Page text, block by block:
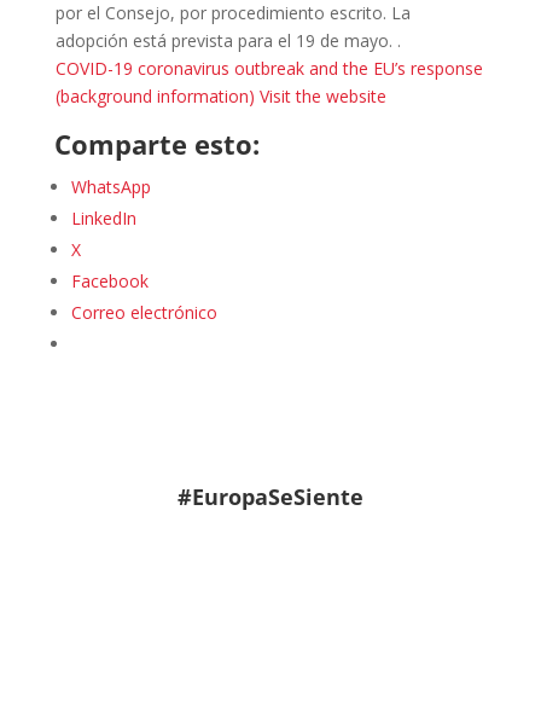
por el Consejo, por procedimiento escrito. La
adopción está prevista para el 19 de mayo. .
COVID-19 coronavirus outbreak and the EU’s response
(background information) Visit the website
Comparte esto:
WhatsApp
LinkedIn
X
Facebook
Correo electrónico
#EuropaSeSiente